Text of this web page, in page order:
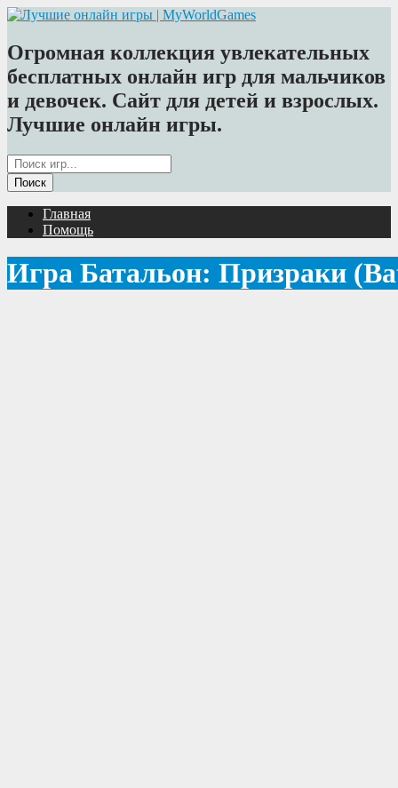
Огромная коллекция увлекательных
бесплатных онлайн игр для мальчиков
и девочек. Сайт для детей и взрослых.
Лучшие онлайн игры.
Главная
Помощь
Игра Батальон: Призраки